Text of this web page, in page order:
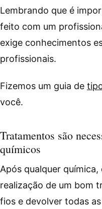
Lembrando que é
feito com um
exige conhecimentos
profissionais.
Fizemos um guia de
você.
Tratamentos são
químicos
Após qualquer
realização de um bom
fios e devolver todas